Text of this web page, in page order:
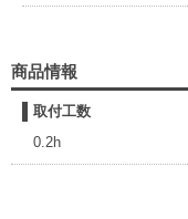
商品情報
取付工数
0.2h